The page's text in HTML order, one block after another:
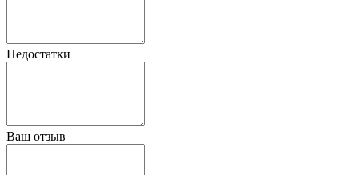
Недостатки
Ваш отзыв